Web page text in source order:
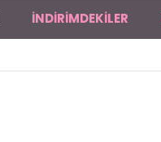
İNDİRİMDEKİLER